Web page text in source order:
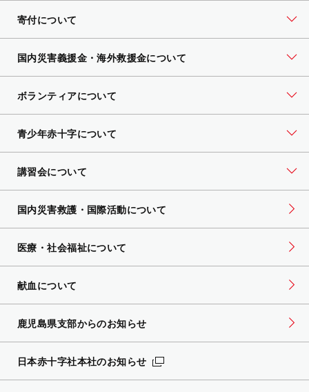
寄付について
国内災害義援金・海外救援金について
ボランティアについて
青少年赤十字について
講習会について
国内災害救護・国際活動について
医療・社会福祉について
献血について
鹿児島県支部からのお知らせ
日本赤十字社本社のお知らせ